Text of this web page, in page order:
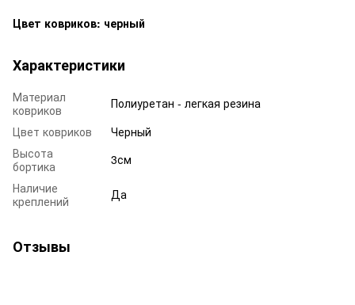
Цвет ковриков: черный
Характеристики
Материал
ковриков
Полиуретан - легкая резина
Цвет ковриков
Черный
Высота
бортика
3см
Наличие
креплений
Да
Отзывы